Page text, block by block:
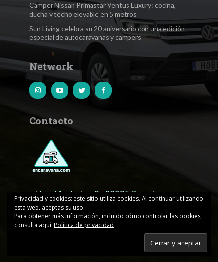
Camper Nissan Primastar Ventus Luxury: cocina,
ducha y techo elevable en 5 metros
Sun Living celebra su 20 aniversario con una edición
especial de autocaravanas y campers
Network
Contacto
c.Lluis Muntadas, 8 · 08035 Barcelona
encaravana@edicionesjd.com
Privacidad y cookies: este sitio utiliza cookies. Al continuar utilizando
esta web, aceptas su uso.
Para obtener más información, incluido cómo controlar las cookies,
consulta aquí: Política de privacidad